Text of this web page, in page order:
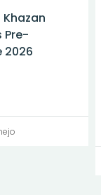
Khazan
Pre-
2026